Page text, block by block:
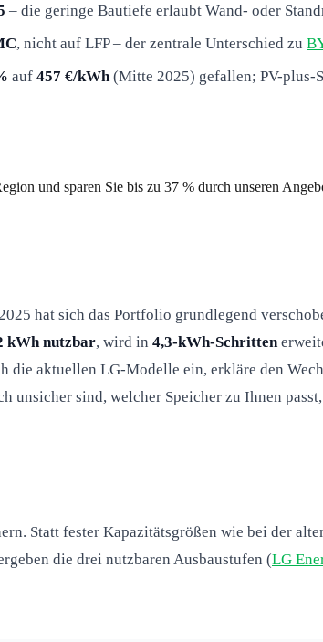
– die geringe Bautiefe erlaubt Wand- oder
, nicht auf LFP – der zentrale Unterschied zu
auf 457 €/kWh(Mitte 2025) gefallen; PV-plus-
und sparen Sie bis zu 37 % durch unseren
hat sich das Portfolio grundlegend
kWh nutzbar, wird in 4,3-kWh-Schritten
die aktuellen LG-Modelle ein, erkläre den
unsicher sind, welcher Speicher zu Ihnen
Statt fester Kapazitätsgrößen wie bei der
die drei nutzbaren Ausbaustufen (LG